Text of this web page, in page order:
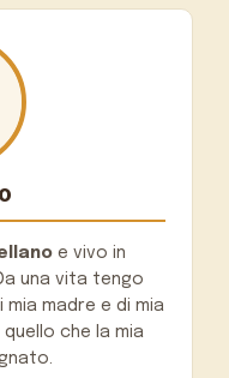
e vivo in
una vita tengo
madre e di mia
che la mia